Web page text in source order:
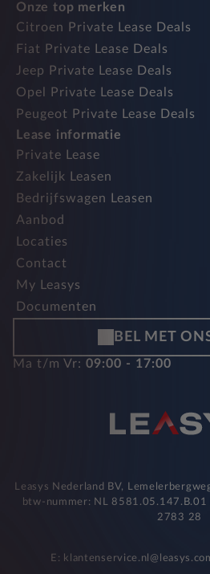
Onze top merken
Citroen Private Lease Deals
Fiat Private Lease Deals
Jeep Private Lease Deals
Opel Private Lease Deals
Peugeot Private Lease Deals
Lease informatie
Private Lease
Zakelijk Leasen
Bedrijfswagen Leasen
Aanbod
Locaties
Contact
My Leasys
Documenten
BEL MET
Ma t/m Vr: 09:00 - 17:00
Leasys Nederland BV,
btw-nummer: NL
2783 28
E: